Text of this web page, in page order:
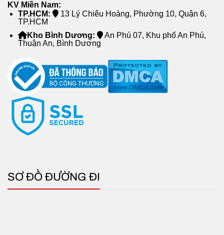
Tư vấn thi công & lắp đặt quạt trần công nghiệp chuyên
được hỗ trợ tốt nhất
Hotline:0973 280 115
KV Miền Nam:
TP.HCM:
13 Lý Chiêu Hoàng, Phường 10, Quận 6,
TP.HCM
Kho Bình Dương:
An Phú 07, Khu phố An Phú,
Thuận An, Bình Dương
SƠ ĐỒ ĐƯỜNG ĐI